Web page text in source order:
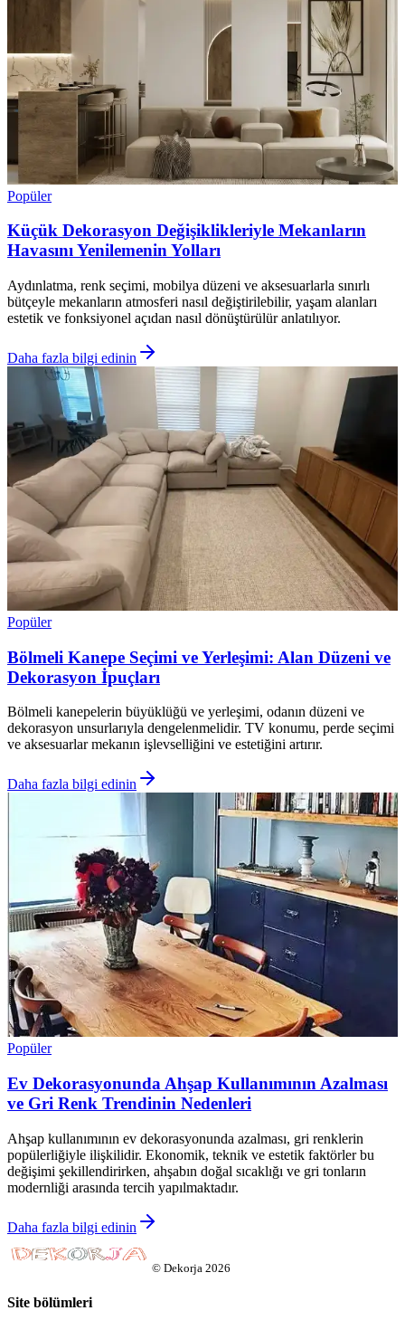
Popüler
Küçük Dekorasyon Değişiklikleriyle Mekanların
Havasını Yenilemenin Yolları
Aydınlatma, renk seçimi, mobilya düzeni ve aksesuarlarla sınırlı
bütçeyle mekanların atmosferi nasıl değiştirilebilir, yaşam alanları
estetik ve fonksiyonel açıdan nasıl dönüştürülür anlatılıyor.
Daha fazla bilgi edinin
Popüler
Bölmeli Kanepe Seçimi ve Yerleşimi: Alan Düzeni ve
Dekorasyon İpuçları
Bölmeli kanepelerin büyüklüğü ve yerleşimi, odanın düzeni ve
dekorasyon unsurlarıyla dengelenmelidir. TV konumu, perde seçimi
ve aksesuarlar mekanın işlevselliğini ve estetiğini artırır.
Daha fazla bilgi edinin
Popüler
Ev Dekorasyonunda Ahşap Kullanımının Azalması
ve Gri Renk Trendinin Nedenleri
Ahşap kullanımının ev dekorasyonunda azalması, gri renklerin
popülerliğiyle ilişkilidir. Ekonomik, teknik ve estetik faktörler bu
değişimi şekillendirirken, ahşabın doğal sıcaklığı ve gri tonların
modernliği arasında tercih yapılmaktadır.
Daha fazla bilgi edinin
© Dekorja 2026
Site bölümleri